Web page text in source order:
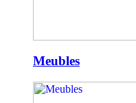
Meubles